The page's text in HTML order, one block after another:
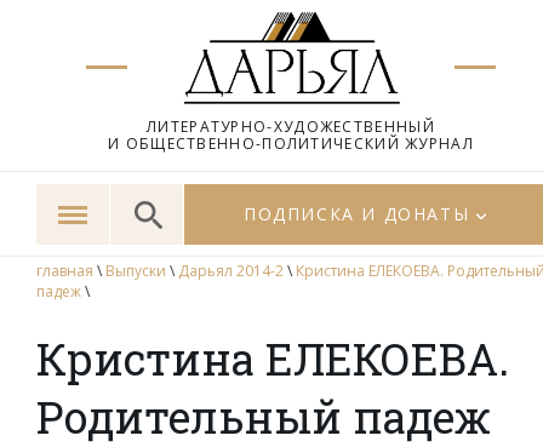
ЛИТЕРАТУРНО-ХУДОЖЕСТВЕННЫЙ
И ОБЩЕСТВЕННО-ПОЛИТИЧЕСКИЙ ЖУРНАЛ
ПОДПИСКА И ДОНАТЫ
главная \ Выпуски \ Дарьял 2014-2\ Кристина ЕЛЕКОЕВА.
падеж\
Кристина ЕЛЕКОЕВА.
Родительный падеж